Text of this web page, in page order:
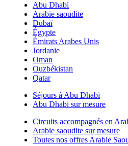
Abu Dhabi
Arabie saoudite
Dubaï
Égypte
Émirats Arabes Unis
Jordanie
Oman
Ouzbékistan
Qatar
Séjours à Abu Dhabi
Abu Dhabi sur mesure
Circuits accompagnés en
Arabie saoudite sur mesure
Toutes nos offres Arabie